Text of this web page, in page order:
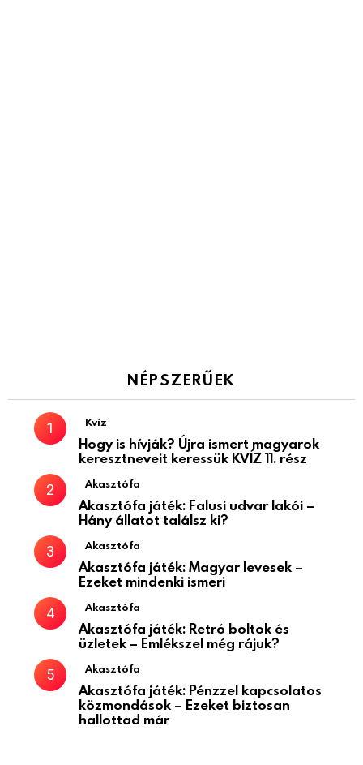
NÉPSZERŰEK
Kvíz
Hogy is hívják? Újra ismert magyarok
keresztneveit keressük KVÍZ 11. rész
Akasztófa
Akasztófa játék: Falusi udvar lakói –
Hány állatot találsz ki?
Akasztófa
Akasztófa játék: Magyar levesek –
Ezeket mindenki ismeri
Akasztófa
Akasztófa játék: Retró boltok és
üzletek – Emlékszel még rájuk?
Akasztófa
Akasztófa játék: Pénzzel kapcsolatos
közmondások – Ezeket biztosan
hallottad már